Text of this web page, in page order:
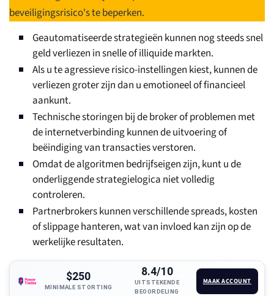
beveiligingsrisico's te beperken.
Geautomatiseerde strategieën kunnen nog steeds snel
geld verliezen in snelle of illiquide markten.
Als u te agressieve risico-instellingen kiest, kunnen de
verliezen groter zijn dan u emotioneel of financieel
aankunt.
Technische storingen bij de broker of problemen met
de internetverbinding kunnen de uitvoering of
beëindiging van transacties verstoren.
Omdat de algoritmen bedrijfseigen zijn, kunt u de
onderliggende strategielogica niet volledig
controleren.
Partnerbrokers kunnen verschillende spreads, kosten
of slippage hanteren, wat van invloed kan zijn op de
werkelijke resultaten.
$250
MINIMALE STORTING
8.4/10
UITSTEKENDE
BEOORDELING
MAAK ACCOUNT